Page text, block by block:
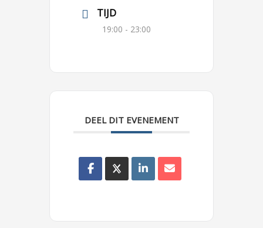
TIJD
19:00 - 23:00
DEEL DIT EVENEMENT